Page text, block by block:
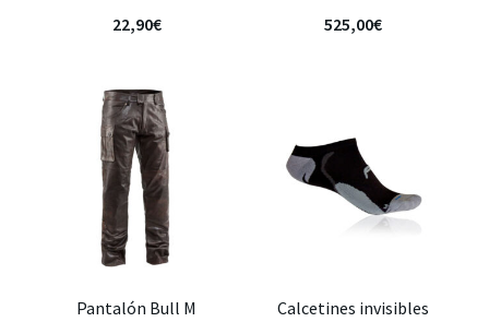
22,90€
525,00€
Pantalón Bull M
Calcetines invisibles